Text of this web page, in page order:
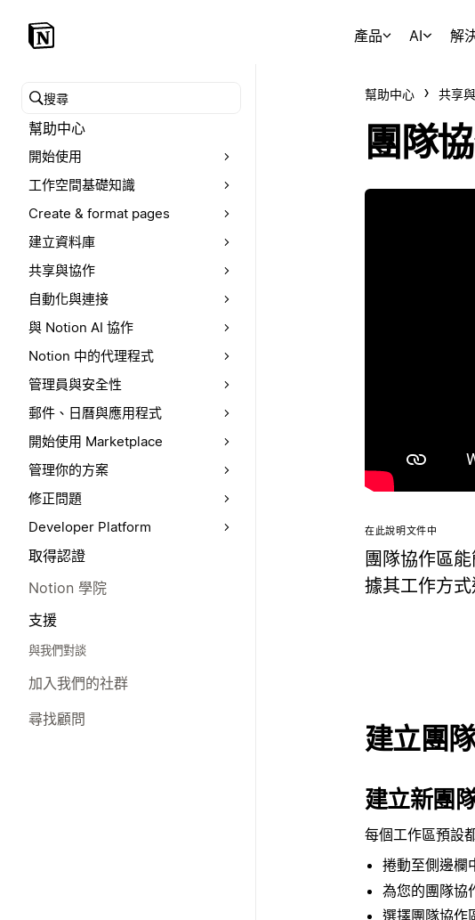
產品 AI 解
搜尋幫助中心
幫助中心
開始使用
工作空間基礎知識
Create & format pages
建立資料庫
共享與協作
自動化與連接
與 Notion AI 協作
Notion 中的代理程式
管理員與安全性
郵件、日曆與應用程式
開始使用 Marketplace
管理你的方案
修正問題
Developer Platform
取得認證
Notion 學院
支援
與我們對談
加入我們的社群
尋找顧問
幫助中心 共享
團隊
在此說明文件中
團隊協作區
據其工作方
建立團
建立新團
每個工作區預設
捲動至側邊欄
為您的團隊協
選擇團隊協作